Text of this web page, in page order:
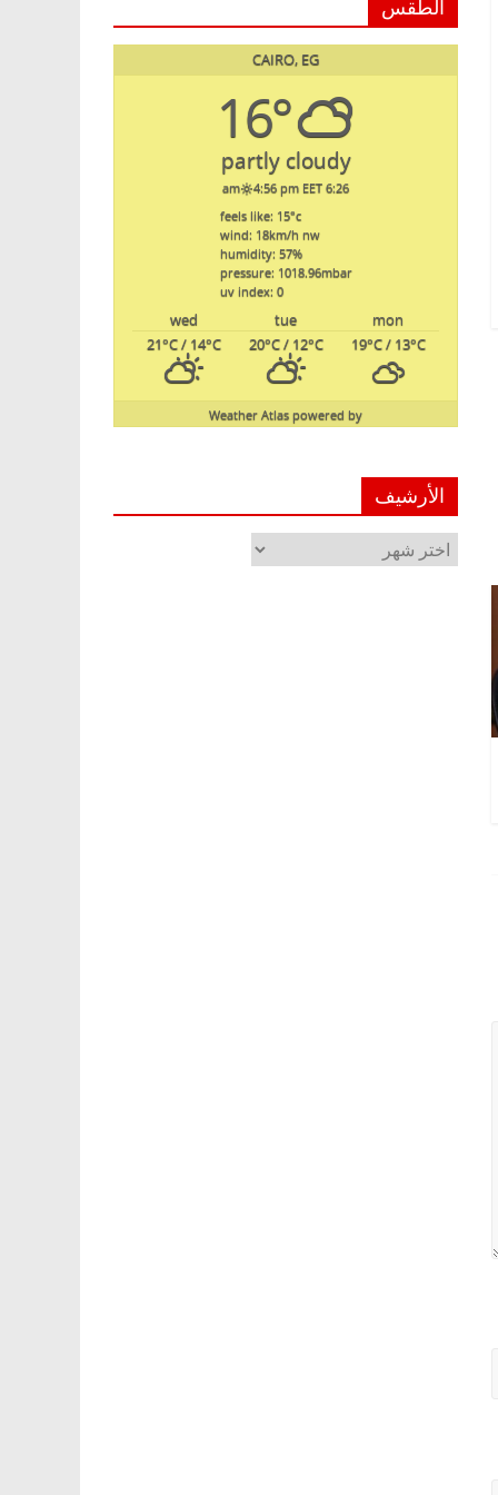
الطقس
CAIRO, EG
16°
partly cloudy
6:26 am
4:56 pm EET
feels like: 15°c
wind: 18km/h nw
humidity: 57%
pressure: 1018.96mbar
uv index: 0
mon
tue
wed
19°C/ 13°C
20°C/ 12°C
21°C/ 14°C
powered by
Weather Atlas
الأرشيف
الأرشيف